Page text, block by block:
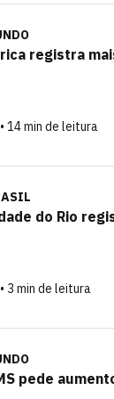
registra
14 min de leitura
do Rio
3 min de leitura
pede